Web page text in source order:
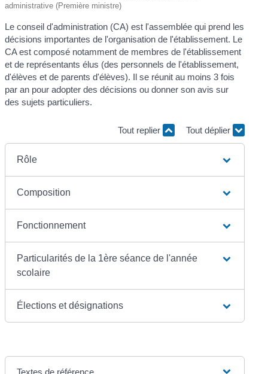
administrative (Première ministre)
Le conseil d'administration (CA) est l'assemblée qui prend les
décisions importantes de l'organisation de l'établissement. Le
CA est composé notamment de membres de l'établissement
et de représentants élus (des personnels de l'établissement,
d'élèves et de parents d'élèves). Il se réunit au moins 3 fois
par an pour adopter des décisions ou donner son avis sur
des sujets particuliers.
Tout replier Tout déplier
Rôle
Composition
Fonctionnement
Particularités de la 1ère séance de l'année
scolaire
Élections et désignations
Textes de référence